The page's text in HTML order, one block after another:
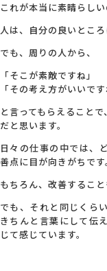
これが本当に素晴らしい
人は、自分の良いとこ
でも、周りの人から、
「そこが素敵ですね」
「その考え方がいいです
と言ってもらえること
だと思います。
日々の仕事の中では、
善点に目が向きがちです
もちろん、改善すること
でも、それと同じくら
きちんと言葉にして伝
じて感じています。